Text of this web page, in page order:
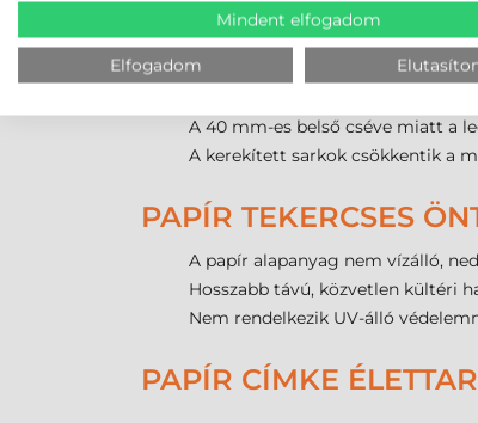
A papír a legkedvezőbb árú
A tónus nyomottpirosszín
A tekercsenkénti 1000 darabos
Kiváló nyomatminőséget tesz
A 40 mm-es belső cséve miatt a
A kerekített sarkok csökkentik a
PAPÍR TEKERCSES
A papír alapanyag nem vízálló,
Hosszabb távú, közvetlen kültéri
Nem rendelkezik UV-álló
PAPÍR CÍMKE
Mindent elfogadom
Elfogadom